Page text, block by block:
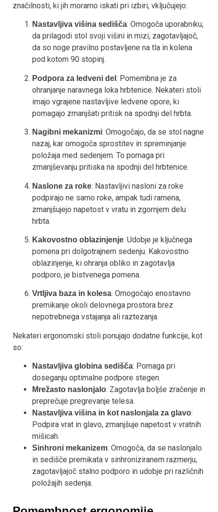
značilnosti, ki jih moramo iskati pri izbiri, vključujejo:
Nastavljiva višina sedišča: Omogoča uporabniku,
da prilagodi stol svoji višini in mizi, zagotavljajoč,
da so noge pravilno postavljene na tla in kolena
pod kotom 90 stopinj.
Podpora za ledveni del : Pomembna je za
ohranjanje naravnega loka hrbtenice. Nekateri stoli
imajo vgrajene nastavljive ledvene opore, ki
pomagajo zmanjšati pritisk na spodnji del hrbta.
Nagibni mekanizmi: Omogočajo, da se stol nagne
nazaj, kar omogoča sprostitev in spreminjanje
položaja med sedenjem. To pomaga pri
zmanjševanju pritiska na spodnji del hrbtenice.
Naslone za roke: Nastavljivi nasloni za roke
podpirajo ne samo roke, ampak tudi ramena,
zmanjšujejo napetost v vratu in zgornjem delu
hrbta.
Kakovostno oblazinjenje: Udobje je ključnega
pomena pri dolgotrajnem sedenju. Kakovostno
oblazinjenje, ki ohranja obliko in zagotavlja
podporo, je bistvenega pomena.
Vrtljiva baza in kolesa: Omogočajo enostavno
premikanje okoli delovnega prostora brez
nepotrebnega vstajanja ali raztezanja.
Nekateri ergonomski stoli ponujajo dodatne funkcije, kot
so:
Nastavljiva globina sedišča: Pomaga pri
doseganju optimalne podpore stegen.
Mrežasto naslonjalo: Zagotavlja boljše zračenje in
preprečuje pregrevanje telesa.
Nastavljiva višina in kot naslonjala za glavo:
Podpira vrat in glavo, zmanjšuje napetost v vratnih
mišicah.
Sinhroni mekanizem: Omogoča, da se naslonjalo
in sedišče premikata v sinhroniziranem razmerju,
zagotavljajoč stalno podporo in udobje pri različnih
položajih sedenja.